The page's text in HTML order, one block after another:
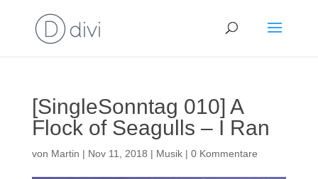
[SingleSonntag 010] A
Flock of Seagulls – I Ran
von Martin | Nov 11, 2018 | Musik| 0 Kommentare